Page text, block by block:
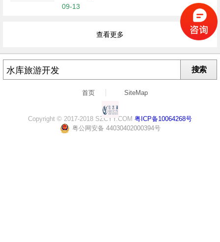
数量位居世界第一。虽然如此，我国在水库景区
建设方面的研究仍然处在初级阶段。在...
09-13
查看更多
搜索
首页 SiteMap
Copyright © 2017-2018 SZCYY.COM 粤ICP备10064268号
粤公网安备 44030402000394号